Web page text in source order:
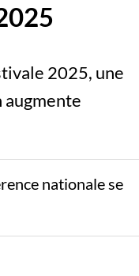
2025, une
nationale se